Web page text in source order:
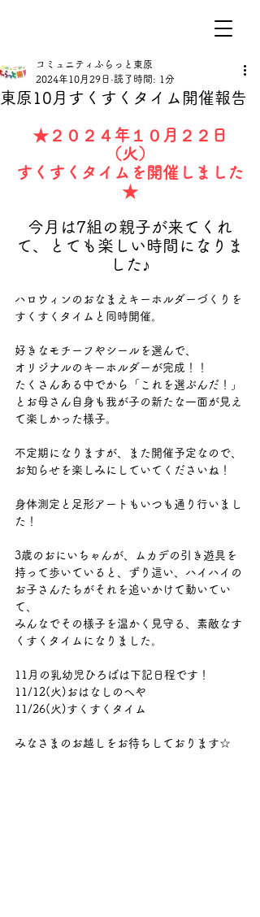
東原10月すくすくタイム開催報告
コミュニティふらっと東原
2024年10月29日 読了時間: 1分
★２０２４年１０月２２日
（火）
すくすくタイムを開催しました
★
今月は7組の親子が来てくれ
て、とても楽しい時間になりま
した♪
ハロウィンのおなまえキーホルダーづくりを
すくすくタイムと同時開催。
好きなモチーフやシールを選んで、
オリジナルのキーホルダーが完成！！
たくさんある中でから「これを選ぶんだ！」
とお母さん自身も我が子の新たな一面が見え
て楽しかった様子。
不定期になりますが、また開催予定なので、
お知らせを楽しみにしていてくださいね！
身体測定と足形アートもいつも通り行いまし
た！
3歳のおにいちゃんが、ムカデの引き遊具を
持って歩いていると、ずり這い、ハイハイの
お子さんたちがそれを追いかけて動いてい
て、
みんなでその様子を温かく見守る、素敵なす
くすくタイムになりました。
11月の乳幼児ひろばは下記日程です！
11/12(火)おはなしのへや
11/26(火)すくすくタイム
みなさまのお越しをお待ちしております☆